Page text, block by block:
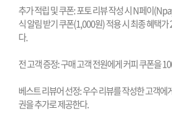
추가 적립 및 쿠폰:포토 리뷰 작성 시N페이
식 알림 받기 쿠폰(1,000원)적용 시 최종 혜택가
다.
전 고객 증정:구매 고객 전원에게 커피 쿠폰을
베스트 리뷰어 선정:우수 리뷰를 작성한 고객에
권을 추가로 제공한다.